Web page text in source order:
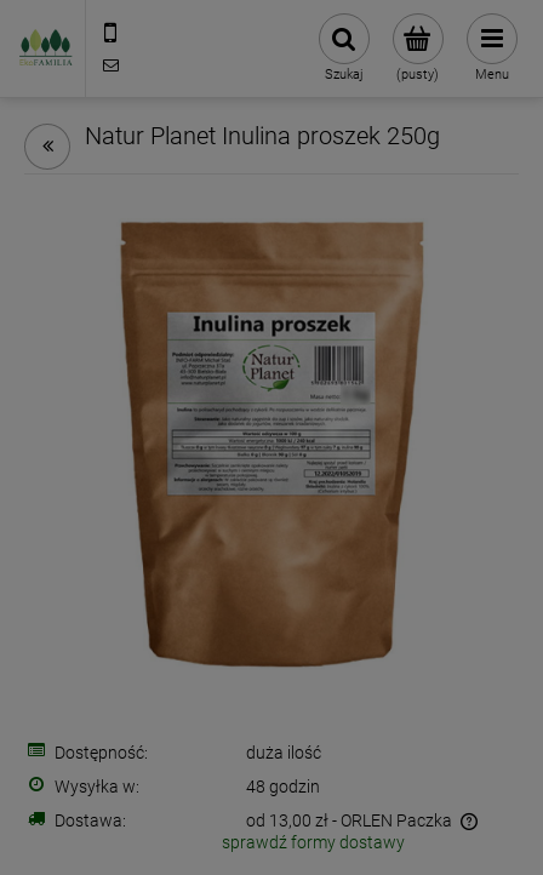
(pusty)
Szukaj Menu
Natur Planet Inulina proszek 250g
Dostępność:
duża ilość
Wysyłka w:
48 godzin
Dostawa:
od 13,00 zł- ORLEN Paczka
Cena nie zawiera ewentualnych kosztów płatności
sprawdź formy dostawy